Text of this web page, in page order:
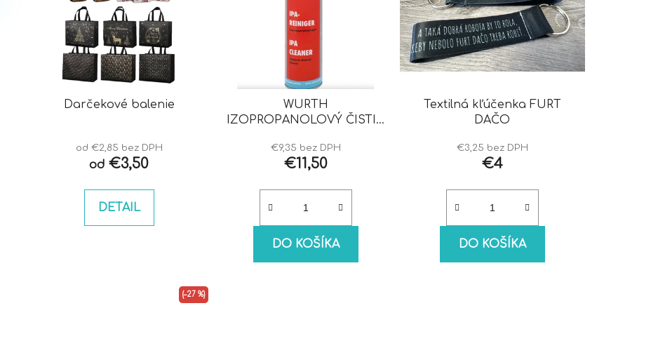
Darčekové balenie
od €2,85 bez DPH
od €3,50
DETAIL
WURTH
IZOPROPANOLOVÝ ČISTIČ
€9,35 bez DPH
€11,50
DO KOŠÍKA
Textilná kľúčenka FURT
DAČO
€3,25 bez DPH
€4
DO KOŠÍKA
(–27 %)